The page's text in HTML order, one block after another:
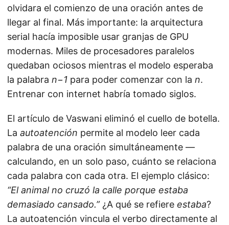
olvidara el comienzo de una oración antes de
llegar al final. Más importante: la arquitectura
serial hacía imposible usar granjas de GPU
modernas. Miles de procesadores paralelos
quedaban ociosos mientras el modelo esperaba
la palabra n−1 para poder comenzar con la n.
Entrenar con internet habría tomado siglos.
El artículo de Vaswani eliminó el cuello de botella.
La autoatención permite al modelo leer cada
palabra de una oración simultáneamente —
calculando, en un solo paso, cuánto se relaciona
cada palabra con cada otra. El ejemplo clásico:
“El animal no cruzó la calle porque estaba
demasiado cansado.”¿A qué se refiere estaba?
La autoatención vincula el verbo directamente al